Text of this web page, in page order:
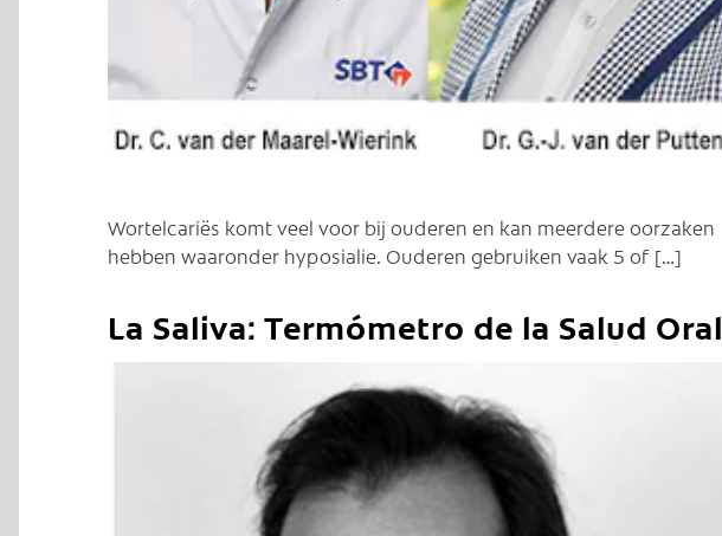
Wortelcariës komt veel voor bij ouderen en kan meerdere oorzaken
hebben waaronder hyposialie. Ouderen gebruiken vaak 5 of […]
La Saliva: Termómetro de la Salud Oral